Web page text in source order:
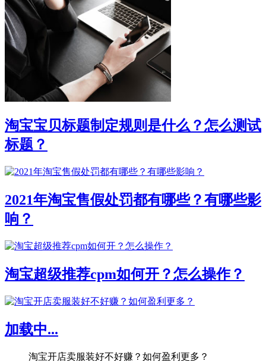
淘宝宝贝标题制定规则是什么？怎么测试
标题？
2021年淘宝售假处罚都有哪些？有哪些影
响？
淘宝超级推荐cpm如何开？怎么操作？
加载中...
淘宝开店卖服装好不好赚？如何盈利更多？